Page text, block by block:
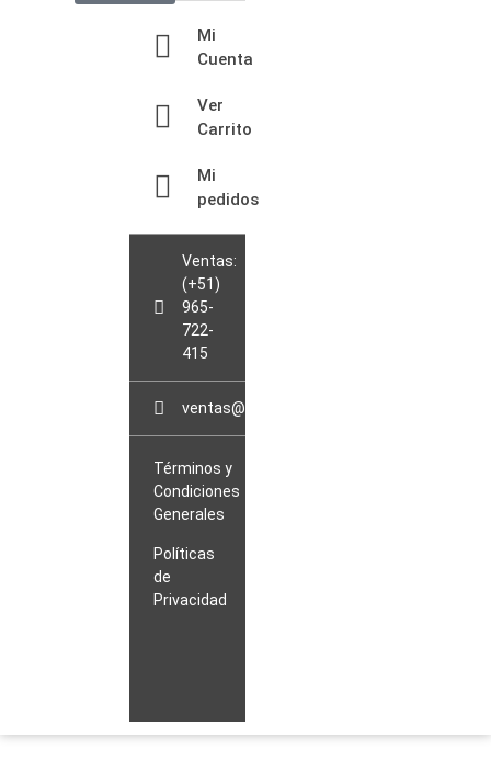
Mi
Cuenta
Ver
Carrito
Mi
pedidos
Ventas:
(+51)
965-
722-
415
ventas@sopladorblowerperu.com
Términos y
Condiciones
Generales
Políticas
de
Privacidad